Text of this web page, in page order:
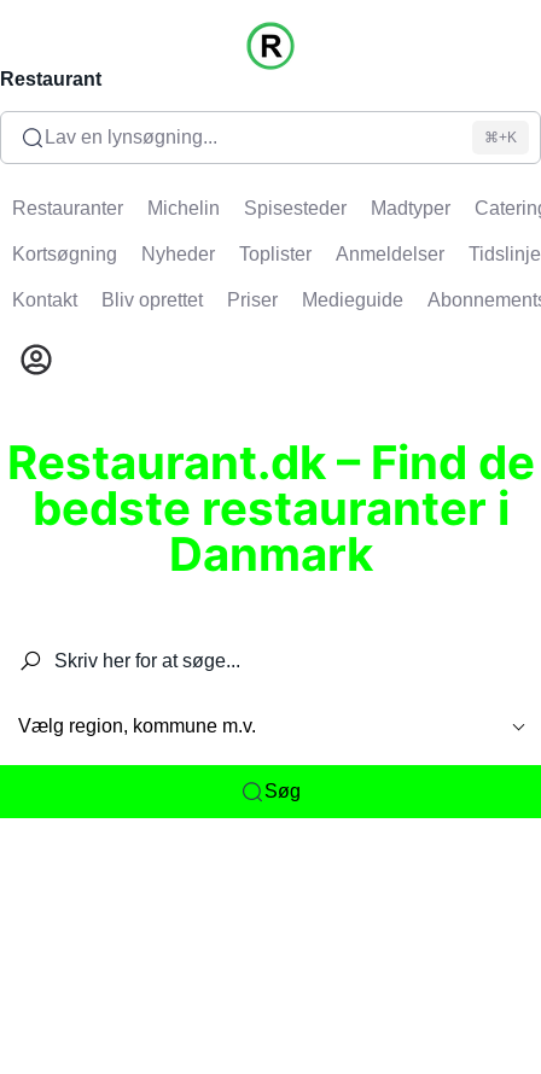
Restaurant
Lav en lynsøgning... ⌘+K
Restauranter Michelin Spisesteder Madtyper
Kortsøgning Nyheder Toplister Anmeldelser Tidslinje
Kontakt Bliv oprettet Priser Medieguide
Restaurant.dk – Find de
bedste restauranter i
Danmark
Vælg region, kommune m.v.
Søg